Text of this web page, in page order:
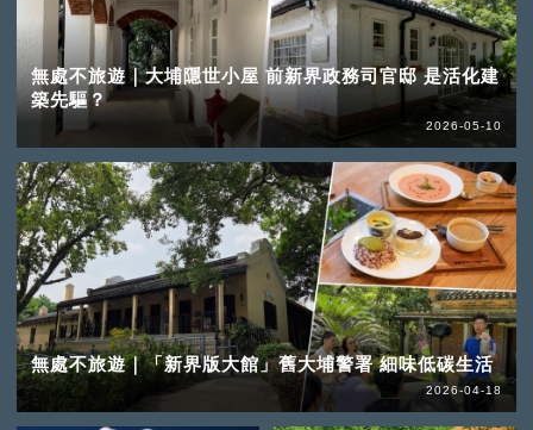
無處不旅遊｜大埔隱世小屋 前新界政務司官邸 是活化建
築先驅？
2026-05-10
無處不旅遊｜「新界版大館」舊大埔警署 細味低碳生活
2026-04-18